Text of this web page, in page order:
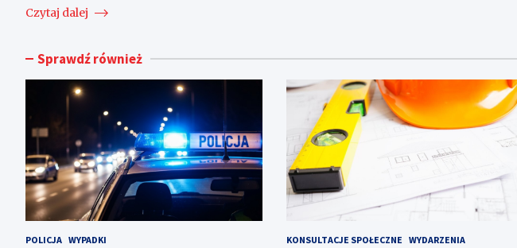
Czytaj dalej
Sprawdź również
POLICJA WYPADKI KONSULTACJE SPOŁECZNE WYDARZENIA